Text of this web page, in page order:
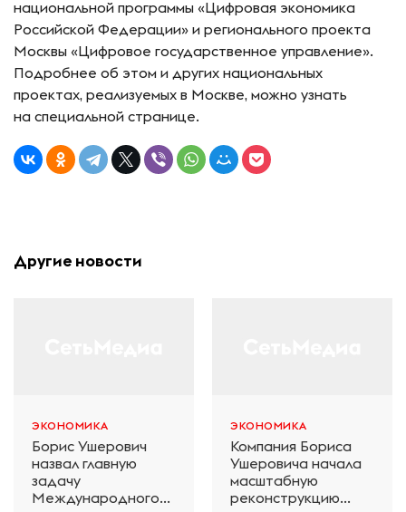
национальной программы «Цифровая экономика
Российской Федерации» и регионального проекта
Москвы «Цифровое государственное управление».
Подробнее об этом и других национальных
проектах, реализуемых в Москве, можно узнать
на специальной странице.
Другие новости
ЭКОНОМИКА
Борис Ушерович
назвал главную
задачу
Международного
ЭКОНОМИКА
Компания Бориса
Ушеровича начала
масштабную
реконструкцию